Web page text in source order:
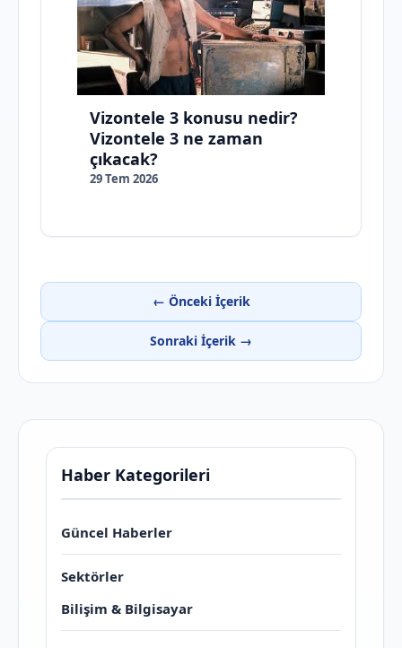
Vizontele 3 konusu nedir?
Vizontele 3 ne zaman
çıkacak?
29 Tem 2026
← Önceki İçerik
Sonraki İçerik →
Haber Kategorileri
Güncel Haberler
Sektörler
Bilişim & Bilgisayar